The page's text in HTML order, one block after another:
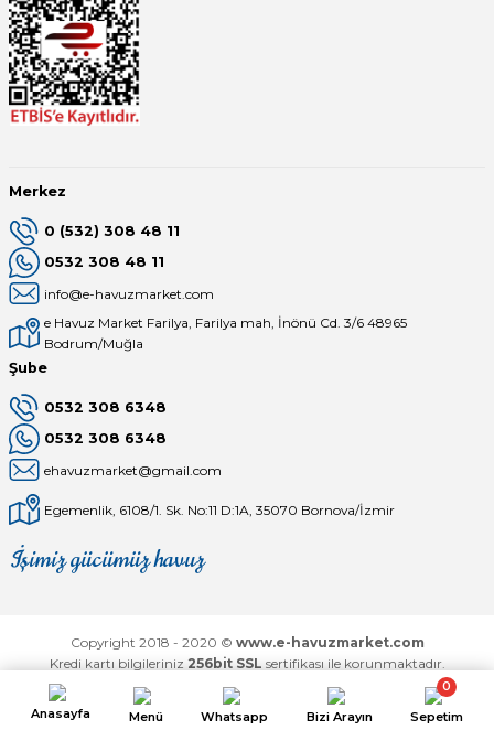
Merkez
0 (532) 308 48 11
0532 308 48 11
info@e-havuzmarket.com
e Havuz Market Farilya, Farilya mah, İnönü Cd. 3/6 48965
Bodrum/Muğla
Şube
0532 308 6348
0532 308 6348
ehavuzmarket@gmail.com
Egemenlik, 6108/1. Sk. No:11 D:1A, 35070 Bornova/İzmir
İşimiz gücümüz havuz
Mağaza
Depomuz
Copyright 2018 - 2020 © www.e-havuzmarket.com
Kredi kartı bilgileriniz 256bit SSL sertifikası ile korunmaktadır.
Anasayfa Menü Whatsapp Bizi Arayın Sepetim
0
ideasoft e- ile